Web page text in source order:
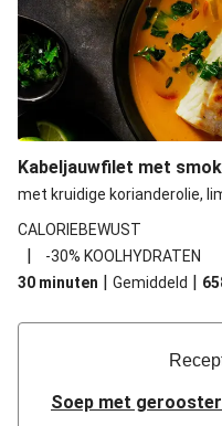
Kabeljauwfilet met
met kruidige korianderolie,
CALORIEBEWUST
|
-30% KOOLHYDRATEN
30 minuten | Gemiddeld |
Soep met